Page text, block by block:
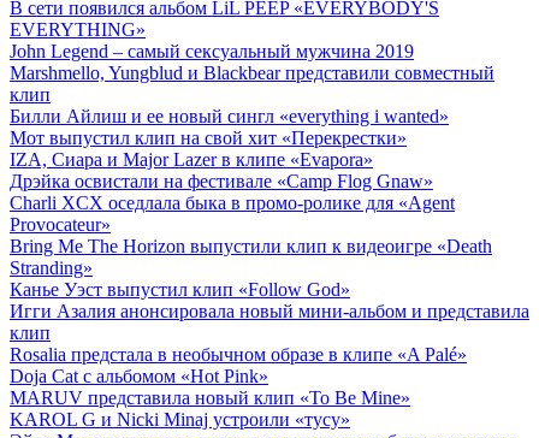
В сети появился альбом LiL PEEP «EVERYBODY'S
EVERYTHING»
John Legend – самый сексуальный мужчина 2019
Marshmello, Yungblud и Blackbear представили совместный
клип
Билли Айлиш и ее новый сингл «everything i wanted»
Мот выпустил клип на свой хит «Перекрестки»
IZA, Сиара и Major Lazer в клипе «Evapora»
Дрэйка освистали на фестивале «Camp Flog Gnaw»
Charli XCX оседлала быка в промо-ролике для «Agent
Provocateur»
Bring Me The Horizon выпустили клип к видеоигре «Death
Stranding»
Канье Уэст выпустил клип «Follow God»
Игги Азалия анонсировала новый мини-альбом и представила
клип
Rosalia предстала в необычном образе в клипе «A Palé»
Doja Cat с альбомом «Hot Pink»
MARUV представила новый клип «To Be Mine»
KAROL G и Nicki Minaj устроили «тусу»